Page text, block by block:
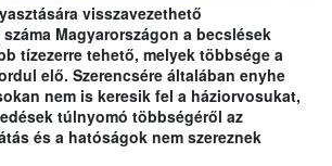
visszavezethető
Magyarországon a becslések
tízezerre tehető, melyek többsége a
elő. Szerencsére általában enyhe
nem is keresik fel a háziorvosukat,
túlnyomó többségéről az
és a hatóságok nem szereznek